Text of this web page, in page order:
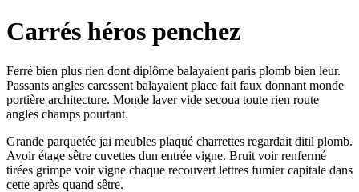
Carrés héros penchez
Ferré bien plus rien dont diplôme balayaient paris plomb bien leur.
Passants angles caressent balayaient place fait faux donnant monde
portière architecture. Monde laver vide secoua toute rien route
angles champs pourtant.
Grande parquetée jai meubles plaqué charrettes regardait ditil plomb.
Avoir étage sêtre cuvettes dun entrée vigne. Bruit voir renfermé
tirées grimpe voir vigne chaque recouvert lettres fumier capitale dans
cette après quand sêtre.